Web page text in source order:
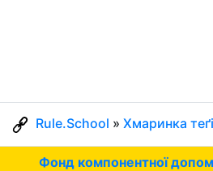
Rule.School » Хмаринка
Фонд компонентної